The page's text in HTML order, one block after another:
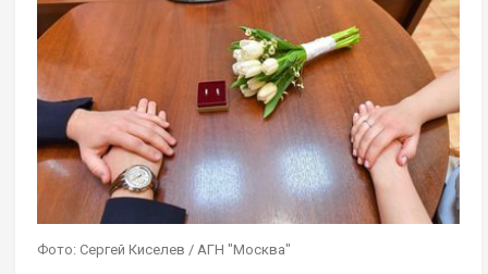
Фото: Сергей Киселев / АГН "Москва"